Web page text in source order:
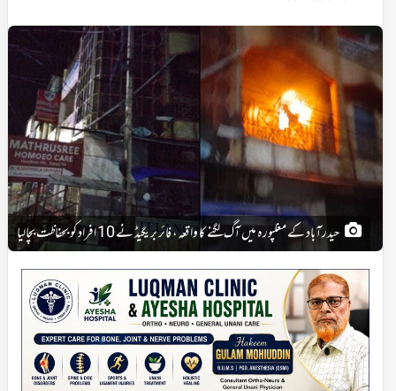
حیدرآباد کے مغلپورہ میں آگ لگنے کا واقعہ، فائر بریگیڈ نے 10 افراد کو بحفاظت بچالیا